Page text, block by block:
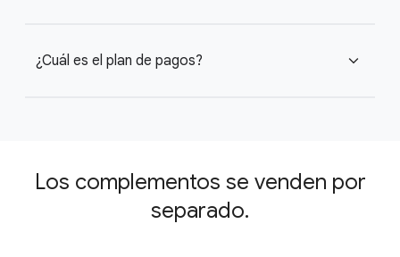
¿Cuál es el plan de pagos? expand_more
Los complementos se venden por
separado.